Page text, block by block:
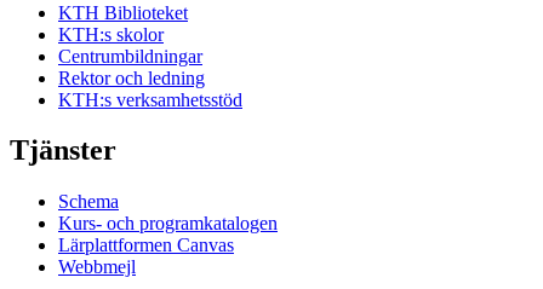
KTH Biblioteket
KTH:s skolor
Centrumbildningar
Rektor och ledning
KTH:s verksamhetsstöd
Tjänster
Schema
Kurs- och programkatalogen
Lärplattformen Canvas
Webbmejl